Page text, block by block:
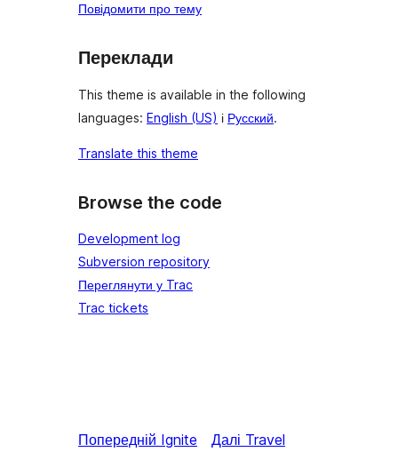
Повідомити про тему
Переклади
This theme is available in the following
languages: English (US) і Русский.
Translate this theme
Browse the code
Development log
Subversion repository
Переглянути у Trac
Trac tickets
Попередній Ignite
Далі Travel